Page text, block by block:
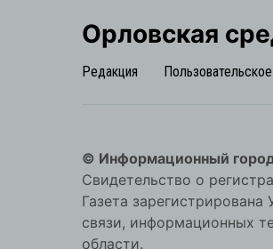
Орловская
Редакция
© Информационный
Свидетельство о
Газета
связи, информационных
области.